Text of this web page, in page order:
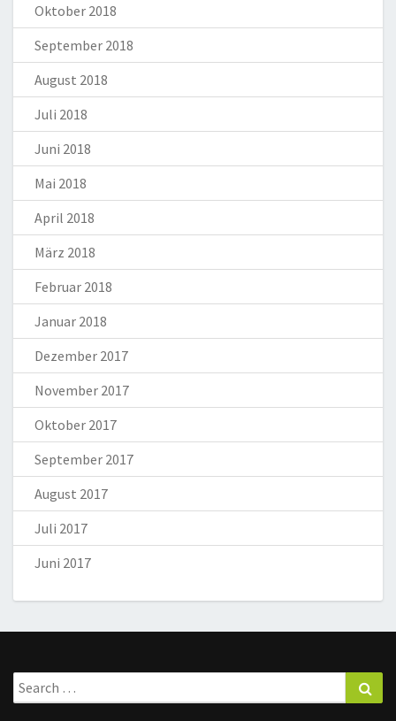
Oktober 2018
September 2018
August 2018
Juli 2018
Juni 2018
Mai 2018
April 2018
März 2018
Februar 2018
Januar 2018
Dezember 2017
November 2017
Oktober 2017
September 2017
August 2017
Juli 2017
Juni 2017
Search
for: